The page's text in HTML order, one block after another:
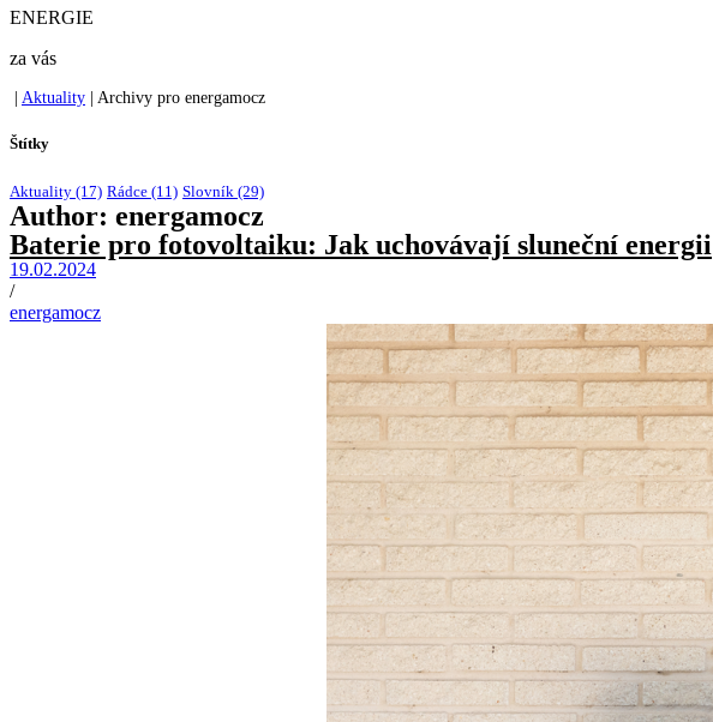
ENERGIE
za vás
Aktuality Archivy pro energamocz
Štítky
Aktuality (17) Rádce (11) Slovník (29)
Author: energamocz
Baterie pro fotovoltaiku: Jak uchovávají sluneční energii
19.02.2024
/
energamocz